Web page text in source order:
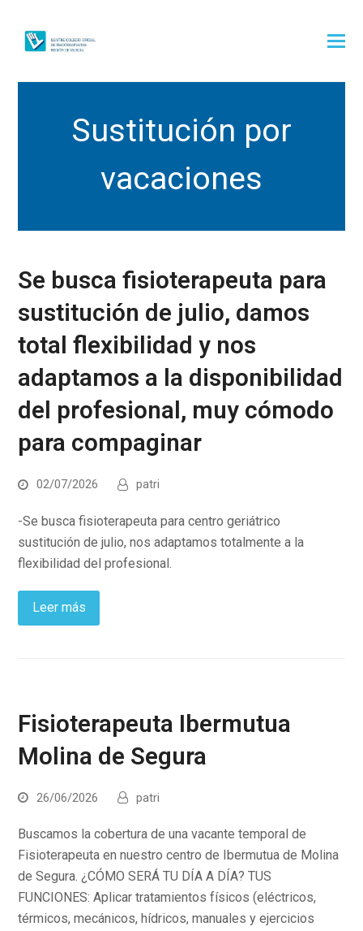
Sustitución por
vacaciones
Se busca fisioterapeuta para
sustitución de julio, damos
total flexibilidad y nos
adaptamos a la disponibilidad
del profesional, muy cómodo
para compaginar
02/07/2026 patri
-Se busca fisioterapeuta para centro geriátrico
sustitución de julio, nos adaptamos totalmente a la
flexibilidad del profesional.
Leer más
Fisioterapeuta Ibermutua
Molina de Segura
26/06/2026 patri
Buscamos la cobertura de una vacante temporal de
Fisioterapeuta en nuestro centro de Ibermutua de Molina
de Segura. ¿CÓMO SERÁ TU DÍA A DÍA? TUS
FUNCIONES: Aplicar tratamientos físicos (eléctricos,
térmicos, mecánicos, hídricos, manuales y ejercicios